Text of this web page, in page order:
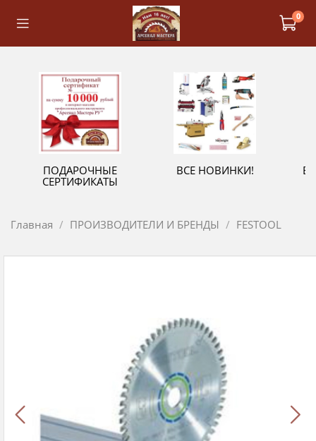
0
ПОДАРОЧНЫЕ
СЕРТИФИКАТЫ
ВСЕ НОВИНКИ!
Главная ПРОИЗВОДИТЕЛИ И БРЕНДЫ FESTOOL